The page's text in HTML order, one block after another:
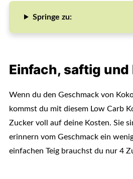
Springe zu:
Einfach, saftig und
Wenn du den Geschmack von
kommst du mit diesem Low Carb
Zucker voll auf deine Kosten. Sie
erinnern vom Geschmack ein
einfachen Teig brauchst du nur 4